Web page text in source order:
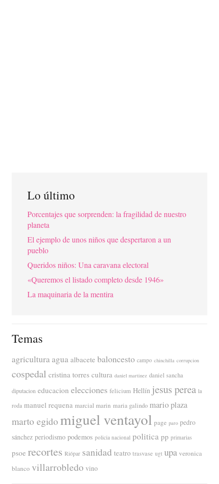
Lo último
Porcentajes que sorprenden: la fragilidad de nuestro
planeta
El ejemplo de unos niños que despertaron a un
pueblo
Queridos niños: Una caravana electoral
«Queremos el listado completo desde 1946»
La maquinaria de la mentira
Temas
agriculturaagua albacete baloncesto campo chinchilla corrupcion
cospedal cristina torres cultura daniel martinez daniel sancha
diputacion educacion elecciones felicium Hellín jesus perea la
roda manuel requena marcial marin maria galindo mario plaza
marto egidomiguel ventayol page paro pedro
sánchez periodismo podemos policia nacional politica pp primarias
psoe recortes Riópar sanidad teatro trasvase ugt upa veronica
blanco villarrobledo vino